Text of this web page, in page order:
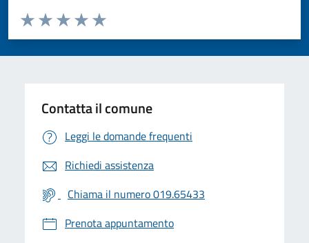
Valuta da 1 a 5 stelle la pagina
Valuta 5 stelle su 5
Valuta 4 stelle su 5
Valuta 3 stelle su 5
Valuta 2 stelle su 5
Valuta 1 stelle su 5
Contatta il comune
Leggi le domande frequenti
Richiedi assistenza
Chiama il numero 019.65433
Prenota appuntamento